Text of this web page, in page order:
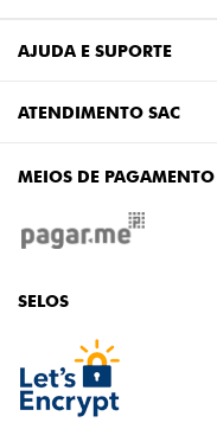
AJUDA E SUPORTE
ATENDIMENTO SAC
MEIOS DE PAGAMENTO
SELOS